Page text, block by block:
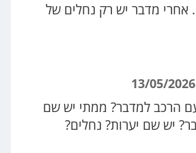
אחרי מדבר יש רק נחלים של
הרכב למדבר? ממתי יש שם
יש שם יערות? נחלים?